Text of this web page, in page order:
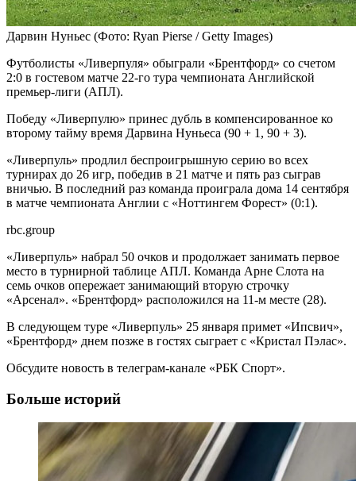
Дарвин Нуньес (Фото: Ryan Pierse / Getty Images)
Футболисты «Ливерпуля» обыграли «Брентфорд» со счетом
2:0 в гостевом матче 22-го тура чемпионата Английской
премьер-лиги (АПЛ).
Победу «Ливерпулю» принес дубль в компенсированное ко
второму тайму время Дарвина Нуньеса (90 + 1, 90 + 3).
«Ливерпуль» продлил беспроигрышную серию во всех
турнирах до 26 игр, победив в 21 матче и пять раз сыграв
вничью. В последний раз команда проиграла дома 14 сентября
в матче чемпионата Англии с «Ноттингем Форест» (0:1).
rbc.group
«Ливерпуль» набрал 50 очков и продолжает занимать первое
место в турнирной таблице АПЛ. Команда Арне Слота на
семь очков опережает занимающий вторую строчку
«Арсенал». «Брентфорд» расположился на 11-м месте (28).
В следующем туре «Ливерпуль» 25 января примет «Ипсвич»,
«Брентфорд» днем позже в гостях сыграет с «Кристал Пэлас».
Обсудите новость в телеграм-канале «РБК Спорт».
Больше историй